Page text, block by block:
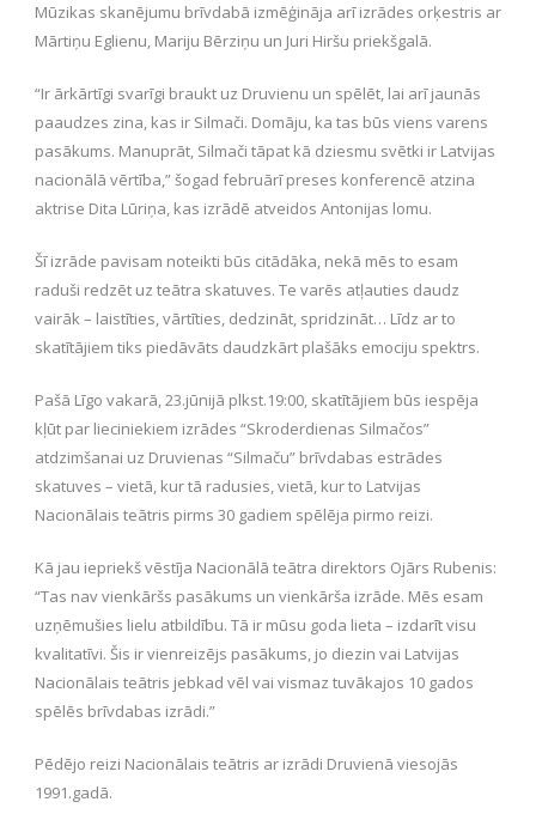
Mūzikas skanējumu brīvdabā izmēģināja arī izrādes orķestris ar
Mārtiņu Eglienu, Mariju Bērziņu un Juri Hiršu priekšgalā.
“Ir ārkārtīgi svarīgi braukt uz Druvienu un spēlēt, lai arī jaunās
paaudzes zina, kas ir Silmači. Domāju, ka tas būs viens varens
pasākums. Manuprāt, Silmači tāpat kā dziesmu svētki ir Latvijas
nacionālā vērtība,” šogad februārī preses konferencē atzina
aktrise Dita Lūriņa, kas izrādē atveidos Antonijas lomu.
Šī izrāde pavisam noteikti būs citādāka, nekā mēs to esam
raduši redzēt uz teātra skatuves. Te varēs atļauties daudz
vairāk – laistīties, vārtīties, dedzināt, spridzināt… Līdz ar to
skatītājiem tiks piedāvāts daudzkārt plašāks emociju spektrs.
Pašā Līgo vakarā, 23.jūnijā plkst.19:00, skatītājiem būs iespēja
kļūt par lieciniekiem izrādes “Skroderdienas Silmačos”
atdzimšanai uz Druvienas “Silmaču” brīvdabas estrādes
skatuves – vietā, kur tā radusies, vietā, kur to Latvijas
Nacionālais teātris pirms 30 gadiem spēlēja pirmo reizi.
Kā jau iepriekš vēstīja Nacionālā teātra direktors Ojārs Rubenis:
“Tas nav vienkāršs pasākums un vienkārša izrāde. Mēs esam
uzņēmušies lielu atbildību. Tā ir mūsu goda lieta – izdarīt visu
kvalitatīvi. Šis ir vienreizējs pasākums, jo diezin vai Latvijas
Nacionālais teātris jebkad vēl vai vismaz tuvākajos 10 gados
spēlēs brīvdabas izrādi.”
Pēdējo reizi Nacionālais teātris ar izrādi Druvienā viesojās
1991.gadā.